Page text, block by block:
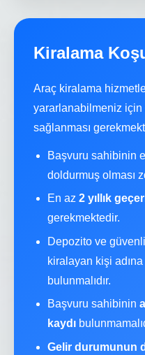
Kiralama
Araç kiralama
yararlanabilmeniz için
sağlanması
Başvuru sahibinin
doldurmuş olması
En az 2 yıllık
gerekmektedir.
Depozito ve
kiralayan kişi adına
bulunmalıdır.
Başvuru sahibinin
kaydı
Gelir durumunun